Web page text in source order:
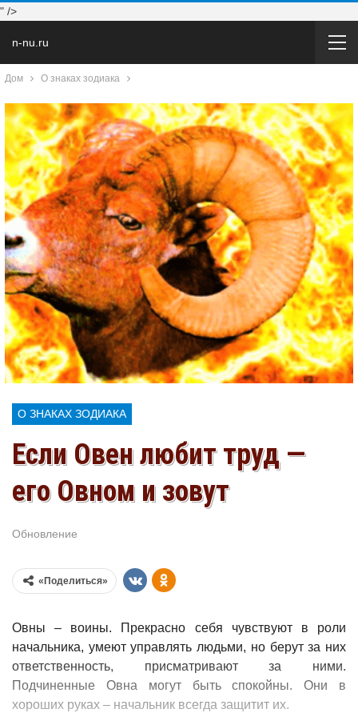
" />
n-nu.ru
Дом О знаках зодиака
О ЗНАКАХ ЗОДИАКА
Если Овен любит труд —
его Овном и зовут
Обновление
«Поделиться»
Овны – воины. Прекрасно себя чувствуют в роли
начальника, умеют управлять людьми, но берут за них
ответственность, присматривают за ними.
Подчиненные Овна могут быть спокойны. Они в
хороших руках – начальник всегда защитит их.